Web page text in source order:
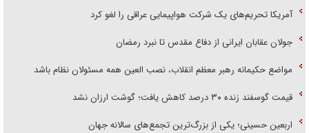
آمریکا تحریم‌های یک شرکت هواپیمایی عراقی را لغو کرد
جولان عقابان ایرانی از دفاع مقدس تا نبرد رمضان
مواضع حکیمانه رهبر معظم انقلاب، نصب العین همه مسئولان نظام باشد
قیمت گوسفند زنده ۳۰ درصد کاهش یافت؛ گوشت ارزان نشد
اربعین حسینی؛ یکی از بزرگ‌ترین تجمع‌های سالانه جهان